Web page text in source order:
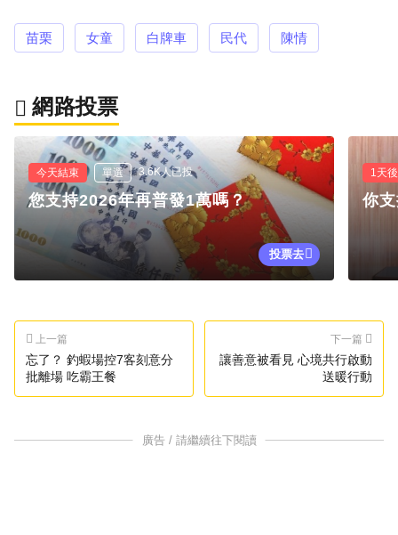
苗栗 女童 白牌車 民代 陳情
網路投票
今天結束 單選 3.6K人已投
您支持2026年再普發1萬嗎？
投票去
1天
你
上一篇
忘了？ 釣蝦場控7客刻意分
批離場 吃霸王餐
下一篇
讓善意被看見 心境共行啟動
送暖行動
廣告 / 請繼續往下閱讀